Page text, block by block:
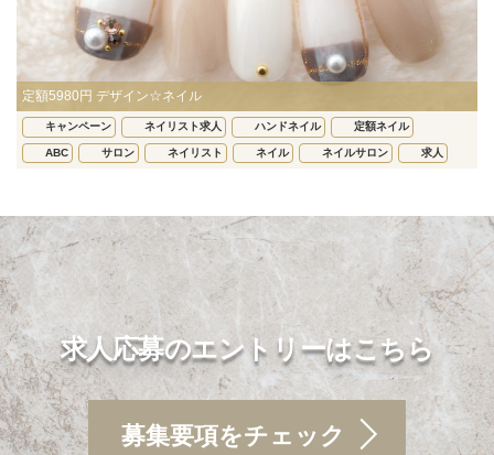
定額5980円 デザイン☆ネイル
キャンペーン ネイリスト求人 ハンドネイル 定額ネイル
ABC サロン ネイリスト ネイル ネイルサロン 求人
求人応募のエントリーはこちら
募集要項をチェック